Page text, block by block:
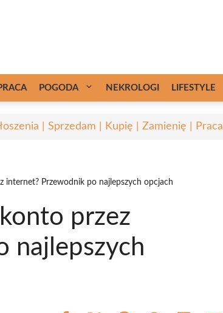
POGODA NEKROLOGI LIFESTYLE
| Sprzedam | Kupię | Zamienię | Praca
internet? Przewodnik po najlepszych opcjach
przez
najlepszych